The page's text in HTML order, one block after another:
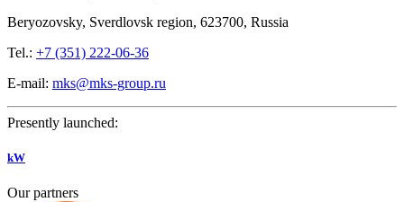
Beryozovsky, Sverdlovsk region, 623700, Russia
Tel.: +7 (351) 222-06-36
E-mail: mks@mks-group.ru
Presently launched:
kW
Our partners